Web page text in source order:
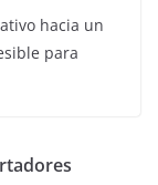
hacia un
para